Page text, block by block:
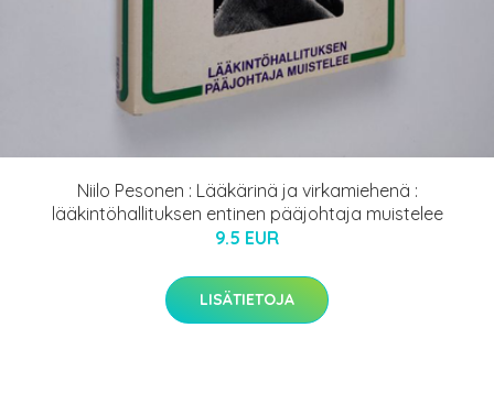
Niilo Pesonen : Lääkärinä ja virkamiehenä :
lääkintöhallituksen entinen pääjohtaja muistelee
9.5 EUR
LISÄTIETOJA